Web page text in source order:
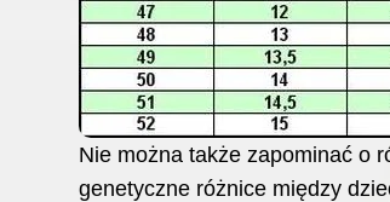
Nie można także zapominać o
genetyczne różnice między